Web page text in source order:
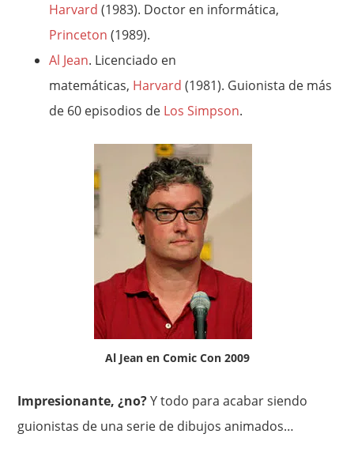
Harvard (1983). Doctor en informática,
Princeton (1989).
Al Jean. Licenciado en
matemáticas, Harvard (1981). Guionista de más
de 60 episodios de Los Simpson.
Al Jean en Comic Con 2009
Impresionante, ¿no?Y todo para acabar siendo
guionistas de una serie de dibujos animados…